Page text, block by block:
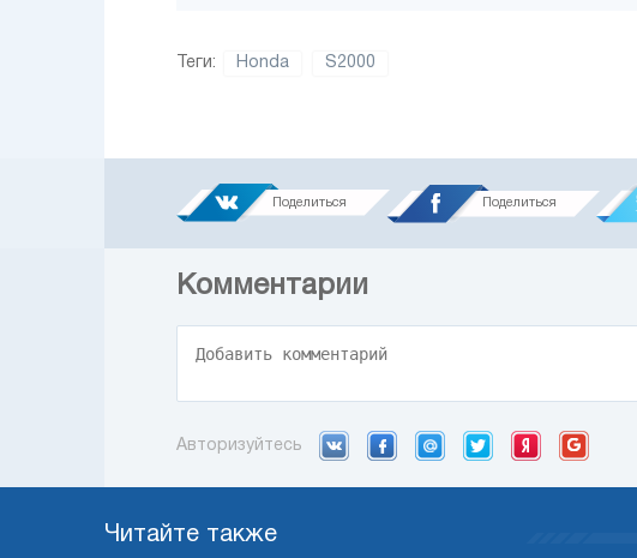
Теги: Honda S2000
Поделиться Поделиться
Комментарии
Авторизуйтесь
Читайте также